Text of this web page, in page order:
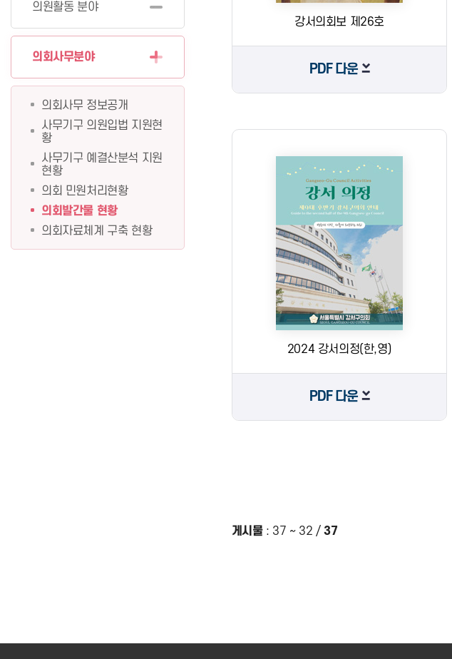
의원활동 분야
의회사무분야
의회사무 정보공개
사무기구 의원입법 지원현
황
사무기구 예결산분석 지원
현황
의회 민원처리현황
의회발간물 현황
의회자료체계 구축 현황
강서의회보 제26호
PDF 다운
2024 강서의정(한,영)
PDF 다운
게시물: 37 ~ 32 /37